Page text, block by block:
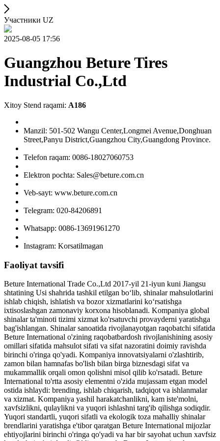
Участники UZ
2025-08-05 17:56
Guangzhou Beture Tires
Industrial Co.,Ltd
Xitoy Stend raqami: A186
Manzil: 501-502 Wangu Center,Longmei Avenue,Donghuan
Street,Panyu District,Guangzhou City,Guangdong Province.
Telefon raqam: 0086-18027060753
Elektron pochta: Sales@beture.com.cn
Veb-sayt: www.beture.com.cn
Telegram: 020-84206891
Whatsapp: 0086-13691961270
Instagram: Korsatilmagan
Faoliyat tavsifi
Beture International Trade Co.,Ltd 2017-yil 21-iyun kuni Jiangsu
shtatining Usi shahrida tashkil etilgan bo‘lib, shinalar mahsulotlarini
ishlab chiqish, ishlatish va bozor xizmatlarini ko‘rsatishga
ixtisoslashgan zamonaviy korxona hisoblanadi. Kompaniya global
shinalar ta'minoti tizimi xizmat ko'rsatuvchi provayderni yaratishga
bag'ishlangan. Shinalar sanoatida rivojlanayotgan raqobatchi sifatida
Beture International o'zining raqobatbardosh rivojlanishining asosiy
omillari sifatida mahsulot sifati va sifat nazoratini doimiy ravishda
birinchi o'ringa qo'yadi. Kompaniya innovatsiyalarni o'zlashtirib,
zamon bilan hamnafas bo'lish bilan birga biznesdagi sifat va
mukammallik orqali omon qolishni misol qilib ko'rsatadi. Beture
International to'rtta asosiy elementni o'zida mujassam etgan model
ostida ishlaydi: brending, ishlab chiqarish, tadqiqot va ishlanmalar
va xizmat. Kompaniya yashil harakatchanlikni, kam iste'molni,
xavfsizlikni, qulaylikni va yuqori ishlashni targ'ib qilishga sodiqdir.
Yuqori standartli, yuqori sifatli va ekologik toza mahalliy shinalar
brendlarini yaratishga e'tibor qaratgan Beture International mijozlar
ehtiyojlarini birinchi o'ringa qo'yadi va har bir sayohat uchun xavfsiz